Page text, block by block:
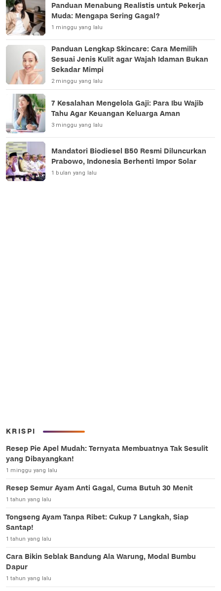
Panduan Menabung Realistis untuk Pekerja
Muda: Mengapa Sering Gagal?
1 minggu yang lalu
Panduan Lengkap Skincare: Cara Memilih
Sesuai Jenis Kulit agar Wajah Idaman Bukan
Sekadar Mimpi
2 minggu yang lalu
7 Kesalahan Mengelola Gaji: Para Ibu Wajib
Tahu Agar Keuangan Keluarga Aman
3 minggu yang lalu
Mandatori Biodiesel B50 Resmi Diluncurkan
Prabowo, Indonesia Berhenti Impor Solar
1 bulan yang lalu
KRISPI
Resep Pie Apel Mudah: Ternyata Membuatnya Tak Sesulit
yang Dibayangkan!
1 minggu yang lalu
Resep Semur Ayam Anti Gagal, Cuma Butuh 30 Menit
1 tahun yang lalu
Tongseng Ayam Tanpa Ribet: Cukup 7 Langkah, Siap
Santap!
1 tahun yang lalu
Cara Bikin Seblak Bandung Ala Warung, Modal Bumbu
Dapur
1 tahun yang lalu